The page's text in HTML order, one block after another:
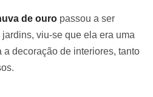
de ouro passou a ser
viu-se que ela era uma
decoração de interiores, tanto